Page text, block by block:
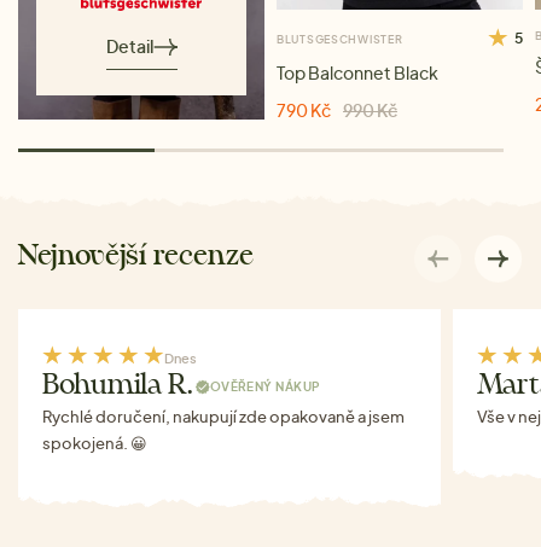
Detail BLUTSGESCHWISTER 5
Top Balconnet Black
790 Kč 990 Kč
Nejnovější recenze
Dnes
Bohumila R. OVĚŘENÝ NÁKUP
Rychlé doručení, nakupují zde opakovaně a jsem
spokojená. 😀
Vše v